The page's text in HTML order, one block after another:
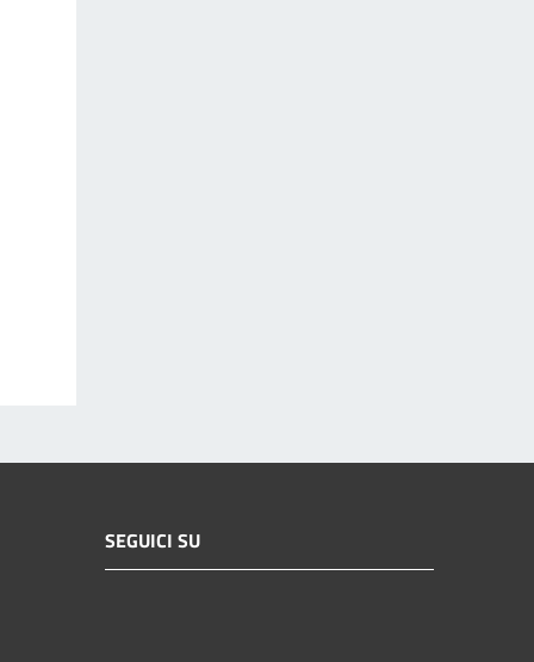
SEGUICI SU